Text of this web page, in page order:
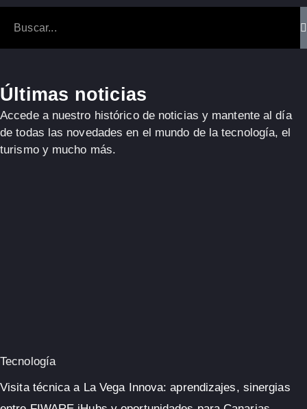
Últimas noticias
Accede a nuestro histórico de noticias y mantente al día
de todas las novedades en el mundo de la tecnología, el
turismo y mucho más.
Tecnología
Visita técnica a La Vega Innova: aprendizajes, sinergias